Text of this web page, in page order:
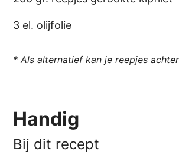
3 el. olijfolie
* Als alternatief kan je reepjes
Handig
Bij dit recept